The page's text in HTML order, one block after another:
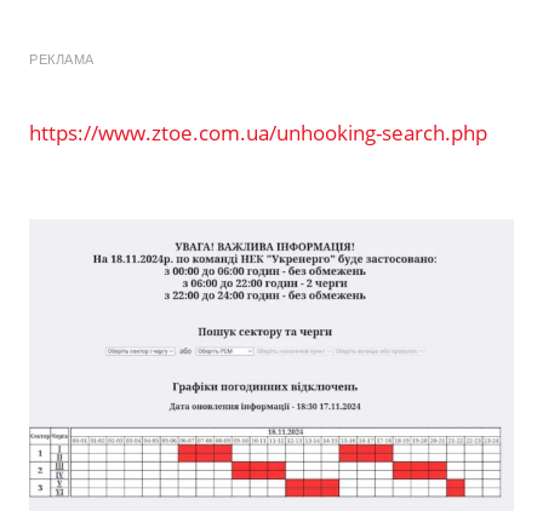
РЕКЛАМА
https://www.ztoe.com.ua/unhooking-search.php